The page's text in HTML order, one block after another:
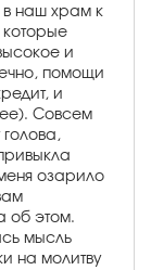
в наш храм к
которые
и
помощи
и
Совсем
озарило
об этом.
мысль
на молитву